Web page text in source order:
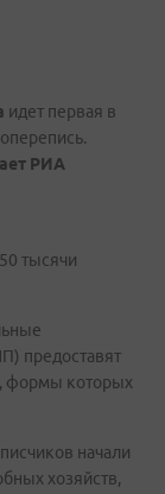
идет первая в
РИА
тысячи
предоставят
формы которых
начали
хозяйств,